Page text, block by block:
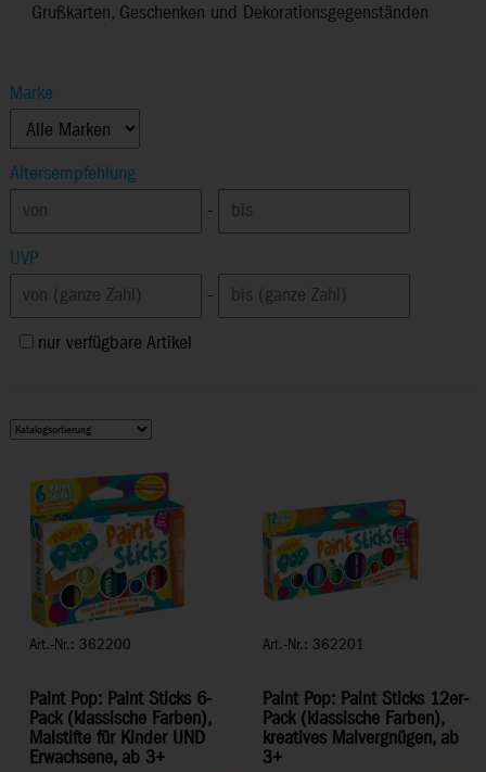
Grußkarten, Geschenken und Dekorationsgegenständen
Marke
Altersempfehlung
-
UVP
-
nur verfügbare Artikel
Art.-Nr.: 362200
Paint Pop: Paint Sticks 6-
Pack (klassische Farben),
Malstifte für Kinder UND
Erwachsene, ab 3+
Art.-Nr.: 362201
Paint Pop: Paint Sticks 12er-
Pack (klassische Farben),
kreatives Malvergnügen, ab
3+